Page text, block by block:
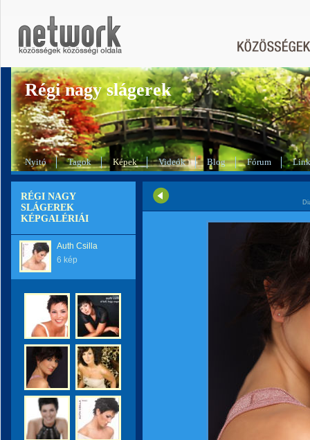
Régi nagy slágerek
Nyitó Tagok Képek Videók Blog Fórum
RÉGI NAGY
SLÁGEREK
KÉPGALÉRIÁI
Auth Csilla
6 kép